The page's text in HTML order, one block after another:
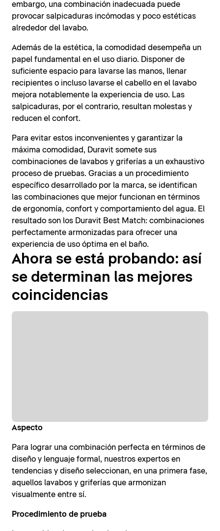
embargo, una combinación inadecuada puede
provocar salpicaduras incómodas y poco estéticas
alrededor del lavabo.
Además de la estética, la comodidad desempeña un
papel fundamental en el uso diario. Disponer de
suficiente espacio para lavarse las manos, llenar
recipientes o incluso lavarse el cabello en el lavabo
mejora notablemente la experiencia de uso. Las
salpicaduras, por el contrario, resultan molestas y
reducen el confort.
Para evitar estos inconvenientes y garantizar la
máxima comodidad, Duravit somete sus
combinaciones de lavabos y griferías a un exhaustivo
proceso de pruebas. Gracias a un procedimiento
específico desarrollado por la marca, se identifican
las combinaciones que mejor funcionan en términos
de ergonomía, confort y comportamiento del agua. El
resultado son los Duravit Best Match: combinaciones
perfectamente armonizadas para ofrecer una
experiencia de uso óptima en el baño.
Ahora se está probando: así
se determinan las mejores
coincidencias
Reproducir vídeo (0:00)
Aspecto
Para lograr una combinación perfecta en términos de
diseño y lenguaje formal, nuestros expertos en
tendencias y diseño seleccionan, en una primera fase,
aquellos lavabos y griferías que armonizan
visualmente entre sí.
Procedimiento de prueba